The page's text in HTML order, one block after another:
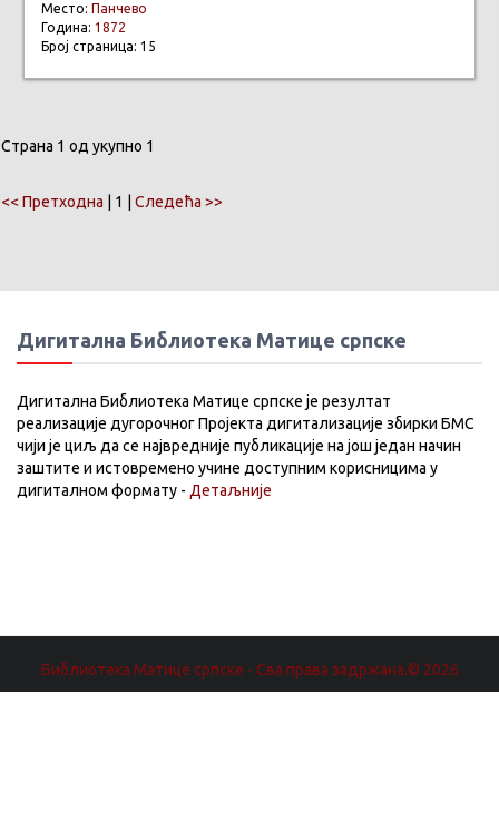
Место: Панчево
Година: 1872
Број страница: 15
Страна 1 од укупно 1
<< Претходна | 1 | Следећа >>
Дигитална Библиотека Матице српске
Дигитална Библиотека Матице српске је резултат
реализације дугорочног Пројекта дигитализације збирки БМС
чији је циљ да се највредније публикације на још један начин
заштите и истовремено учине доступним корисницима у
дигиталном формату - Детаљније
Библиотека Матице српске - Сва права задржана.© 2026